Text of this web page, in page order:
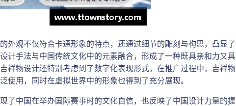
外观不仅符合卡通形象的特点，还通过细节的雕刻与构思，凸显了
计手法与中国传统文化中的元素融合，形成了一种既具亲和力又具
祥物设计还特别考虑到了数字化表现形式，在推广过程中，吉祥物
使用，同时在虚拟世界中的形象也得到了充分展现。
了中国在举办国际赛事时的文化自信，也反映了中国设计力量的提